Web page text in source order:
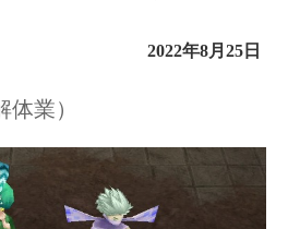
2022年8月25日
業）